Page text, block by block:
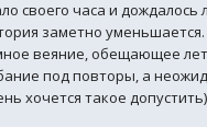
своего часа и
заметно
веяние, обещающее
под повторы, а
хочется такое